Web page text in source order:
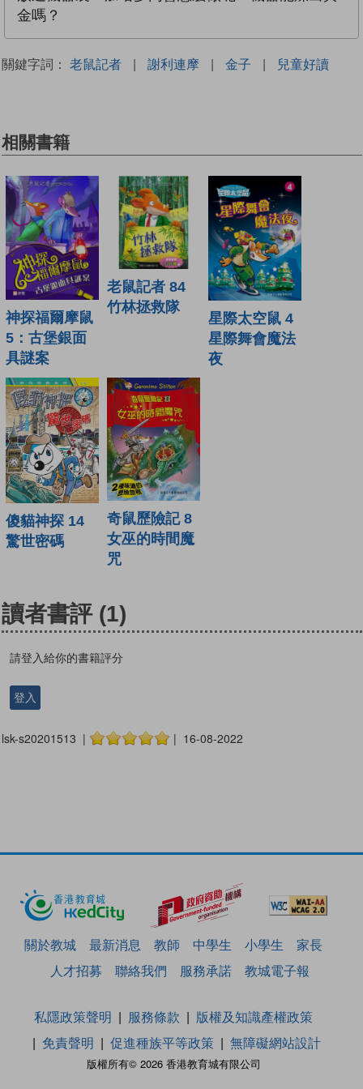
金嗎？
關鍵字詞： 老鼠記者 | 謝利連摩 | 金子 | 兒童好讀
相關書籍
神探福爾摩鼠
5：古堡銀面
具謎案
老鼠記者 84
竹林拯救隊
星際太空鼠 4
星際舞會魔法
夜
傻貓神探 14
驚世密碼
奇鼠歷險記 8
女巫的時間魔
咒
讀者書評 (1)
請登入給你的書籍評分
登入
lsk-s20201513 | | 16-08-2022
關於教城 最新消息 教師 中學生 小學生
家長
人才招募
聯絡我們 服務承諾 教城電子報
版權所有© 2026 香港教育城有限公司
私隱政策聲明 服務條款
版權及知識產權政策
免責聲明
促進種族平等政策 無障礙網站設計